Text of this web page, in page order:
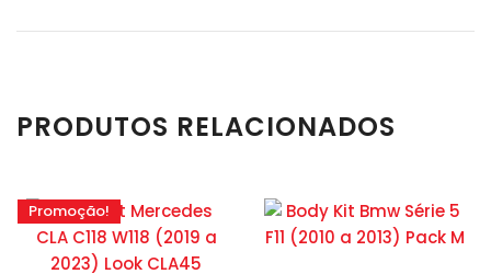
PRODUTOS RELACIONADOS
Promoção!